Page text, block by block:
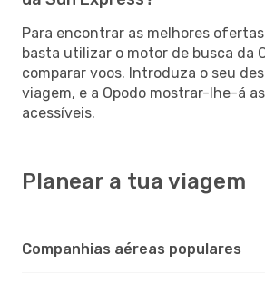
Para encontrar as melhores
basta utilizar o motor de busca da
comparar voos. Introduza o seu
viagem, e a Opodo mostrar-lhe-á
acessíveis.
Planear a tua viagem
Companhias aéreas populares